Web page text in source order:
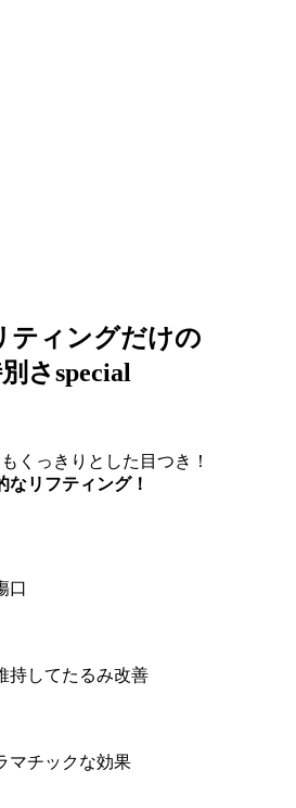
ティングだけの
さspecial
くっきりとした目つき！
なリフティング！
口
持してたるみ改善
マチックな効果